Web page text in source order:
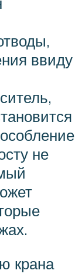
ввиду
не
крана